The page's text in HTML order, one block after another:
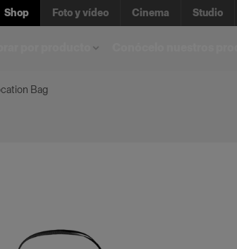
Shop Foto y vídeo Cinema Studio
Bag